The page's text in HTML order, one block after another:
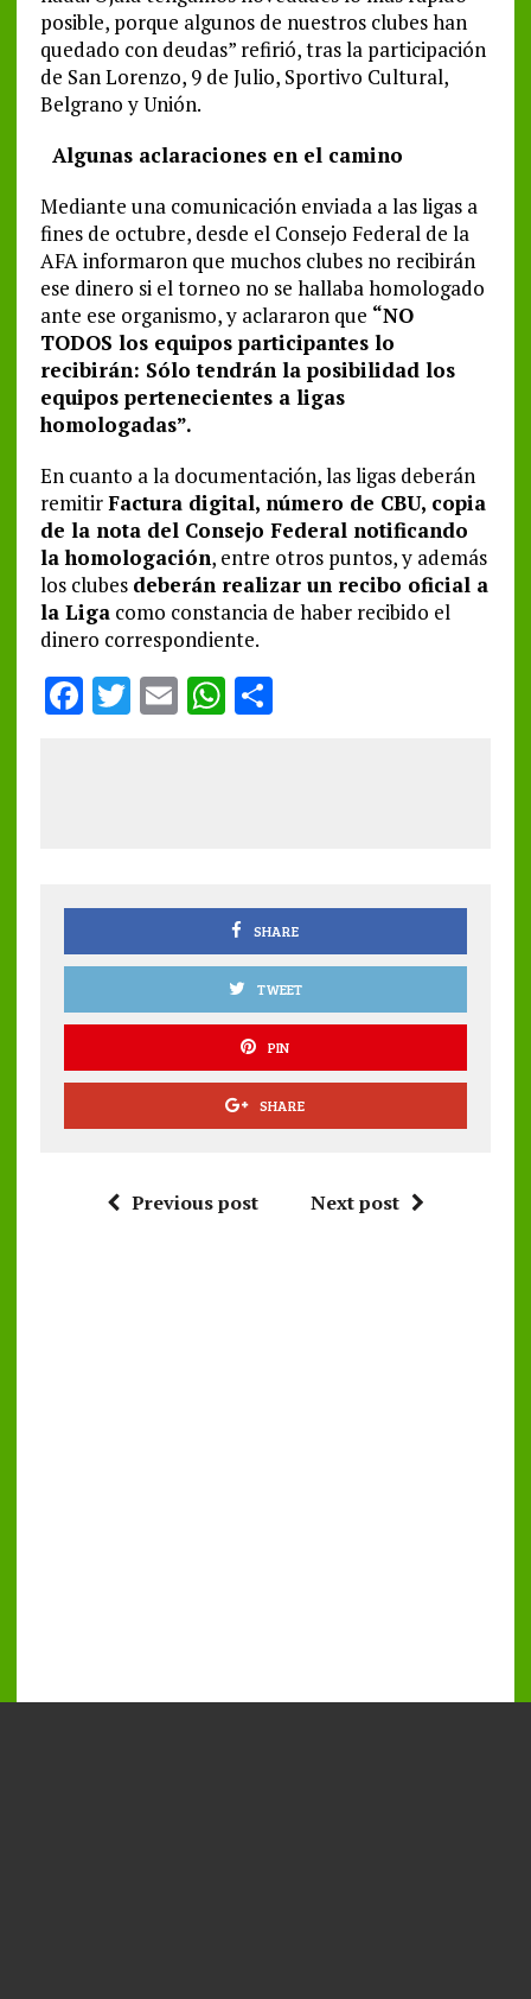
posible, porque algunos de nuestros clubes han
quedado con deudas” refirió, tras la participación
de San Lorenzo, 9 de Julio, Sportivo Cultural,
Belgrano y Unión.
Algunas aclaraciones en el camino
Mediante una comunicación enviada a las ligas a
fines de octubre, desde el Consejo Federal de la
AFA informaron que muchos clubes no recibirán
ese dinero si el torneo no se hallaba homologado
ante ese organismo, y aclararon que “NO
TODOS los equipos participantes lo
recibirán: Sólo tendrán la posibilidad los
equipos pertenecientes a ligas
homologadas”.
En cuanto a la documentación, las ligas deberán
remitirFactura digital, número de CBU, copia
de la nota del Consejo Federal notificando
la homologación, entre otros puntos, y además
los clubes deberán realizar un recibo oficial a
la Ligacomo constancia de haber recibido el
dinero correspondiente.
F
k
T E W
p
S
SHARE
TWEET
PIN
SHARE
Previous post Next post